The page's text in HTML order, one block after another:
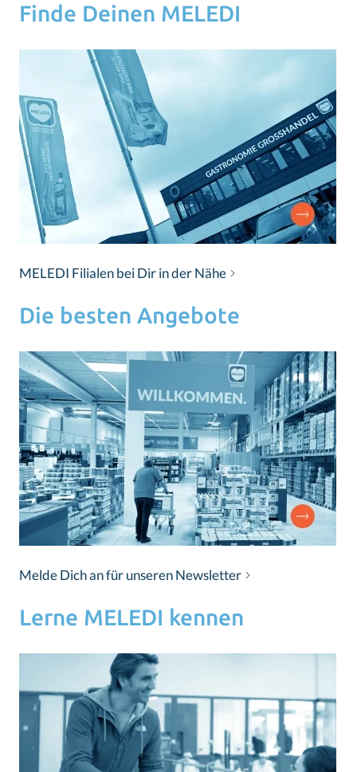
Finde Deinen MELEDI
MELEDI Filialen bei Dir in der Nähe
Die besten Angebote
Melde Dich an für unseren Newsletter
Lerne MELEDI kennen